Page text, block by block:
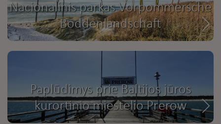
Nacionalinis parkas Vorpommersche
Boddenlandschaft
Paplūdimys prie Baltijos jūros
kurortinio miestelio Prerow